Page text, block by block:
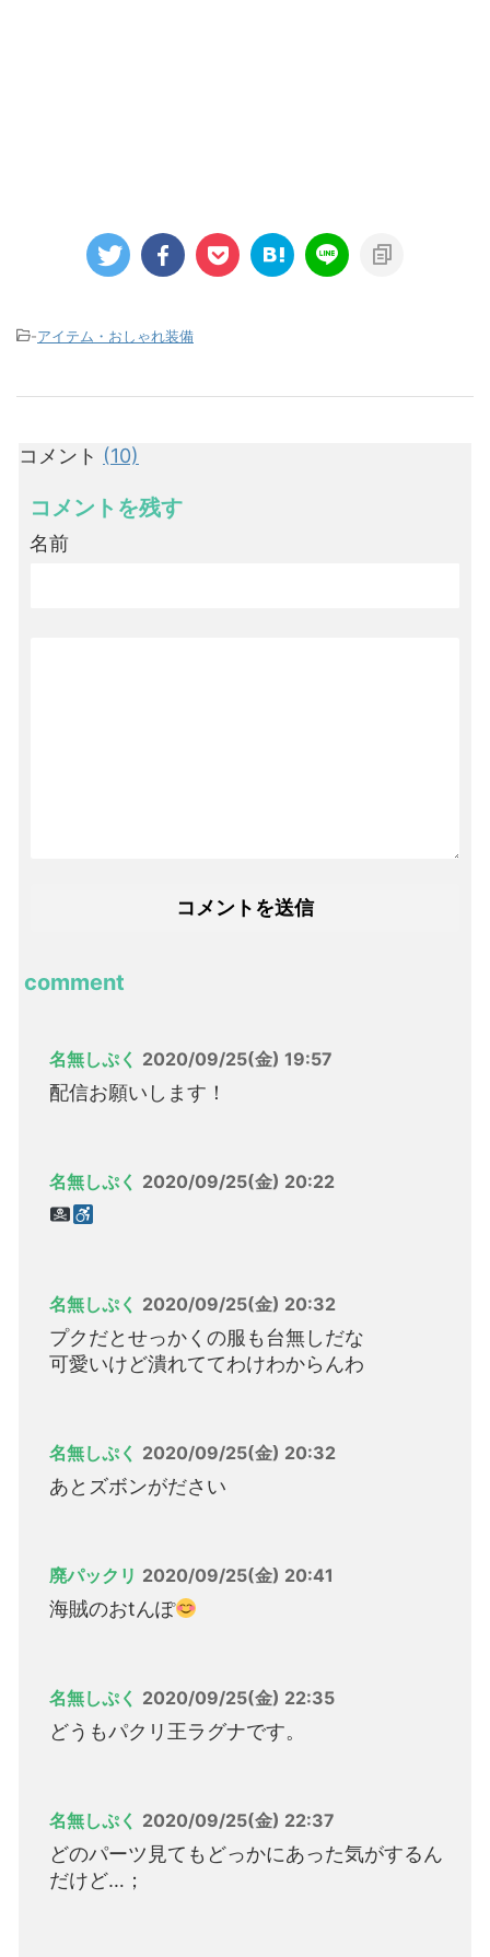
-アイテム・おしゃれ装備
コメント (10)
コメントを残す
名前
comment
名無しぷく 2020/09/25(金) 19:57
配信お願いします！
名無しぷく 2020/09/25(金) 20:22
名無しぷく 2020/09/25(金) 20:32
プクだとせっかくの服も台無しだな
可愛いけど潰れててわけわからんわ
名無しぷく 2020/09/25(金) 20:32
あとズボンがださい
廃パックリ 2020/09/25(金) 20:41
海賊のおtんぽ
名無しぷく 2020/09/25(金) 22:35
どうもパクリ王ラグナです。
名無しぷく 2020/09/25(金) 22:37
どのパーツ見てもどっかにあった気がするん
だけど…；